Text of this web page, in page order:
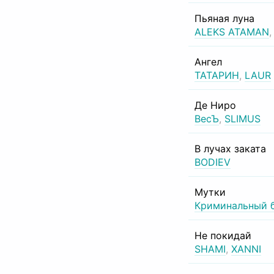
Пьяная луна
ALEKS ATAMAN,
Ангел
ТАТАРИН, LAUR
Де Ниро
ВесЪ, SLIMUS
В лучах заката
BODIEV
Мутки
Криминальный
Не покидай
SHAMI, XANNI